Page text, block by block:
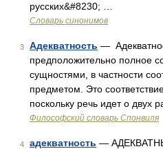
русских&#8230; …
Словарь синонимов
3 Адекватность —
предположительно полное
сущностями, в частности
предметом. Это
поскольку речь идет о двух
Философский словарь Спонвиля
4 адекватность —